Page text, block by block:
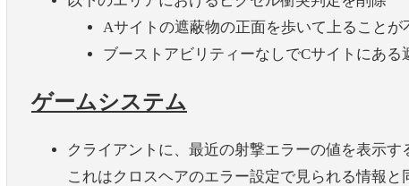
Aサイトの遮蔽物の正面を歩いて上ることが
ブーストアビリティーなしでCサイトにあ
ゲームシステム
クライアントに、最近の射撃エラーの値を表示
これはクロスヘアのエラー設定で見られる情報